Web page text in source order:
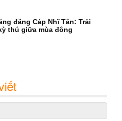
đăng Cáp Nhĩ Tân: Trải
thú giữa mùa đông